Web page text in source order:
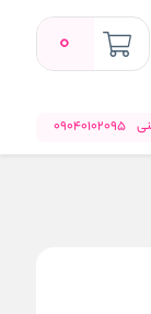
0
09040102095